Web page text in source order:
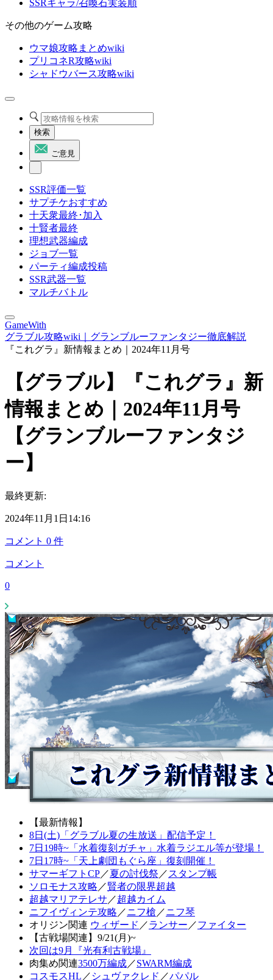
SSRキャラ/召喚石実装順
その他のゲーム攻略
ウマ娘攻略まとめwiki
プリコネR攻略wiki
シャドウバース攻略wiki
検索
ご意見
SSR評価一覧
サプチケおすすめ
十天衆最終･加入
十賢者最終
理想武器編成
ジョブ一覧
パーティ編成投稿
SSR武器一覧
マルチバトル
GameWith
グラブル攻略wiki｜グランブルーファンタジー徹底解説
『これグラ』新情報まとめ｜2024年11月号
【グラブル】『これグラ』新
情報まとめ｜2024年11月号
【グランブルーファンタジ
ー】
最終更新:
2024年11月1日14:16
コメント 0 件
コメント
0
【最新情報】
8日(土)「グラブル夏の生放送」配信予定！
7日19時~「水着復刻ガチャ」水着ラジエル等が登場！
7日17時~「天上劇団もぐら座」復刻開催！
サマーギフトCP／夏の討伐祭 ／ スタンプ帳
ソロモナス攻略 ／賢者の限界超越
超越マリアテレサ ／超越カイム
ニフイヴィンテ攻略 ／ニフ槍 ／ニフ琴
オリジン関連 ウィザード ／ランサー ／ファイター
【古戦場関連】9/21(月)~
次回は9月『光有利古戦場』
肉集め関連3500万編成／SWARM編成
コスモスHL ／ シュヴァクレド ／パパル